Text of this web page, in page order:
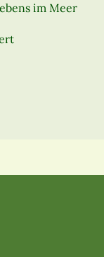
im Meer